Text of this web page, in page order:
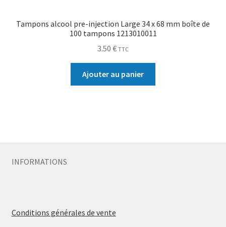
Tampons alcool pre-injection Large 34 x 68 mm boîte de
100 tampons 1213010011
3.50 € TTC
Ajouter au panier
INFORMATIONS
Conditions générales de vente